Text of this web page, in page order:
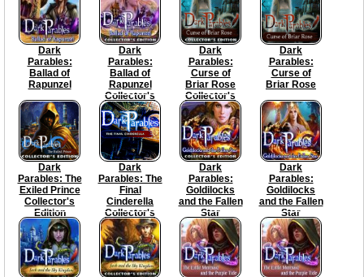
Dark
Parables:
Ballad of
Rapunzel
Dark
Parables:
Ballad of
Rapunzel
Collector's
Edition
Dark
Parables:
Curse of
Briar Rose
Collector's
Edition
Dark
Parables:
Curse of
Briar Rose
Dark
Parables: The
Exiled Prince
Collector's
Edition
Dark
Parables: The
Final
Cinderella
Collector's
Edition
Dark
Parables:
Goldilocks
and the Fallen
Star
Collector's
Edition
Dark
Parables:
Goldilocks
and the Fallen
Star